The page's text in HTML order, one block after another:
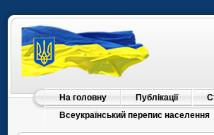
На головну Публікації
Всеукраїнський перепис населення